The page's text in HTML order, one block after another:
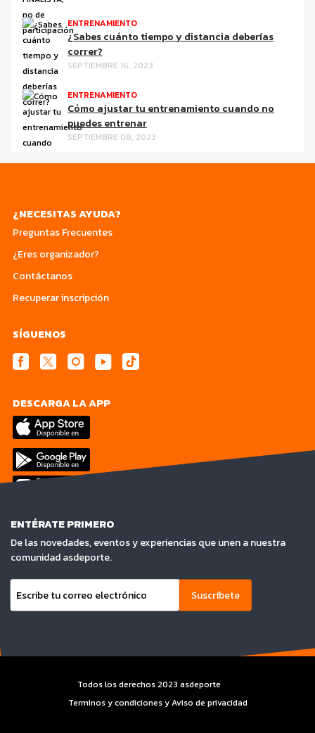
ENTRENAMIENTO
¿Sabes cuánto tiempo y distancia deberías
correr?
SEPTIEMBRE 16, 2023
ENTRENAMIENTO
Cómo ajustar tu entrenamiento cuando no
puedes entrenar
SEPTIEMBRE 08, 2023
¿NECESITAS AYUDA?
Preguntas Frecuentes
¿Eres organizador?
Contáctanos
Recuperar inscripción
SÍGUENOS
DESCARGA LA APP
ENTÉRATE PRIMERO
De las novedades, eventos y experiencias que unen a nuestra
comunidad asdeporte.
Suscríbete
Todos los derechos 2023 asdeporte
Terminos y condiciones y Aviso de privacidad